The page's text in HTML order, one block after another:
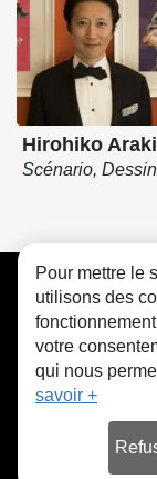
Hirohiko Araki
Scénario, Dessin
CGU
Pour mettre le
utilisons des
votre
qui nous
savoir +